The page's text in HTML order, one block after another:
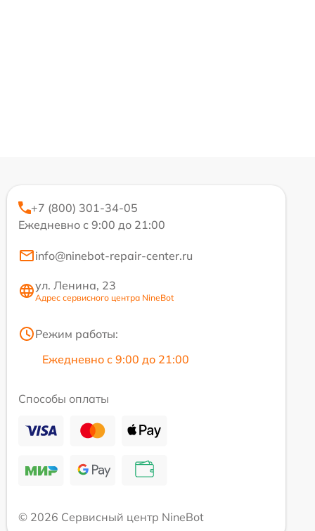
+7 (800) 301-34-05
Ежедневно с 9:00 до 21:00
info@ninebot-repair-center.ru
ул. Ленина, 23
Адрес сервисного центра NineBot
Режим работы:
Ежедневно с 9:00 до 21:00
Способы оплаты
© 2026 Сервисный центр NineBot